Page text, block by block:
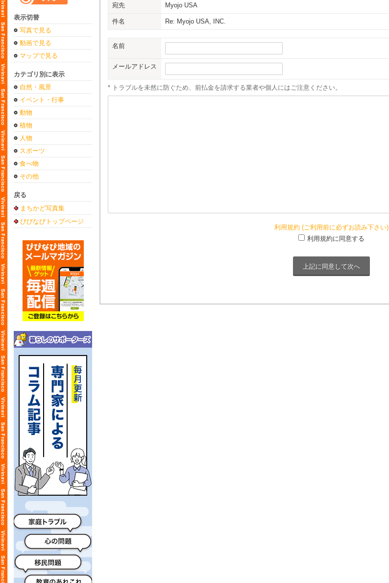
表示切替
写真で見る
動画で見る
マップで見る
カテゴリ別に表示
自然・風景
イベント・行事
動物
植物
人物
スポーツ
食べ物
その他
戻る
まちかど写真集
びびなびトップページ
宛先 Myojo USA
件名 Re: Myojo USA, INC.
名前
メールアドレス
* トラブルを未然に防ぐため、前払金を請求する業者や個人にはご注意ください。
利用規約 (ご利用前に必ずお読み下さい)
利用規約に同意する